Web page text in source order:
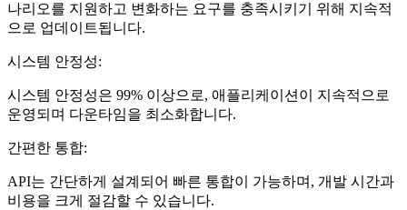
나리오를 지원하고 변화하는 요구를 충족시키기 위해 지속적
으로 업데이트됩니다.
시스템 안정성:
시스템 안정성은 99% 이상으로, 애플리케이션이 지속적으로
운영되며 다운타임을 최소화합니다.
간편한 통합:
API는 간단하게 설계되어 빠른 통합이 가능하며, 개발 시간과
비용을 크게 절감할 수 있습니다.